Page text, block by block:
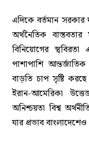
এদিকে বর্তমান সরকার
অর্থনৈতিক
বিনিয়োগের
পাশাপাশি
বাড়তি চাপ সৃষ্টি
ইরান-আমেরিকা
অনিশ্চয়তা বিশ্ব
যার প্রভাব